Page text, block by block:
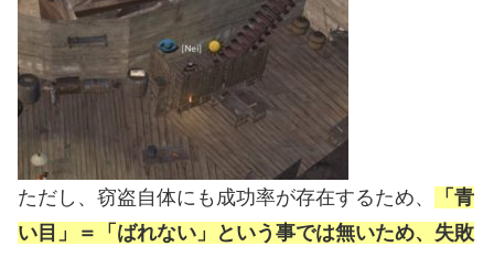
ただし、窃盗自体にも成功率が存在するため、
「青
い目」＝「ばれない」という事では無いため、失敗